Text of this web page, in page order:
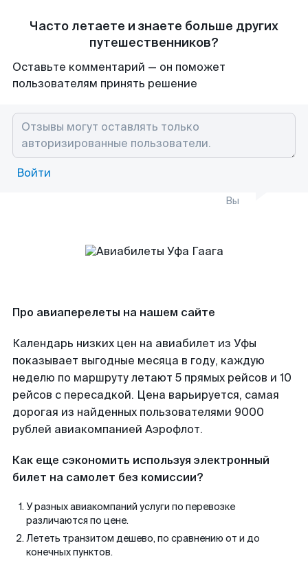
Часто летаете и знаете больше других
путешественников?
Оставьте комментарий — он поможет
пользователям принять решение
Войти
Вы
Про авиаперелеты на нашем сайте
Календарь низких цен на авиабилет из Уфы
показывает выгодные месяца в году, каждую
неделю по маршруту летают 5 прямых рейсов и 10
рейсов с пересадкой. Цена варьируется, самая
дорогая из найденных пользователями 9000
рублей авиакомпанией Аэрофлот.
Как еще сэкономить используя электронный
билет на самолет без комиссии?
У разных авиакомпаний услуги по перевозке
различаются по цене.
Лететь транзитом дешево, по сравнению от и до
конечных пунктов.